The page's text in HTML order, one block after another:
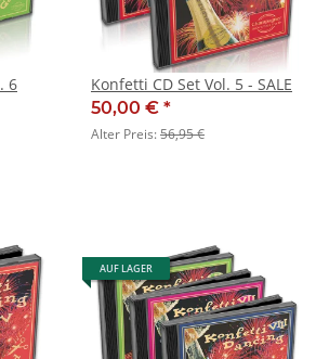
6
Konfetti CD Set Vol. 5 - SALE
50,00 € *
Alter Preis:56,95 €
AUF LAGER